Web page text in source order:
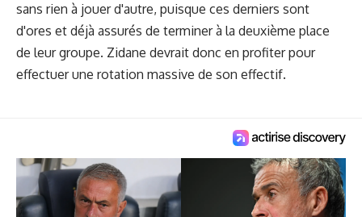
sans rien à jouer d'autre, puisque ces derniers sont
d'ores et déjà assurés de terminer à la deuxième place
de leur groupe. Zidane devrait donc en profiter pour
effectuerune rotation massive de son effectif.